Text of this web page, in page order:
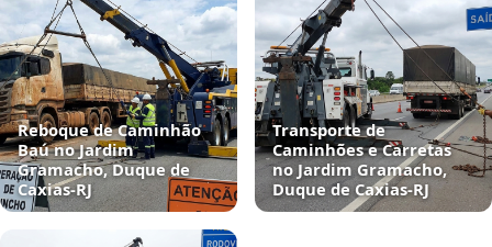
Reboque de Caminhão
Baú no Jardim
Gramacho, Duque de
Caxias‑RJ
Transporte de
Caminhões e Carretas
no Jardim Gramacho,
Duque de Caxias‑RJ